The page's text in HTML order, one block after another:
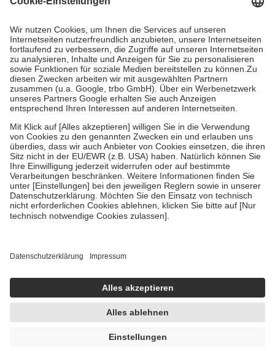
höchstens zehn Euro.
Es sind jedoch nie mehr als die tatsächlichen
Kosten der Leistung zu entrichten.
Diese Regeln gelten grundsätzlich auch für Online-Apotheken.
Bei Heilmitteln und häuslicher Krankenpflege beträgt die
Zuzahlung zehn Prozent der Kosten sowie zehn Euro je
Verordnung.
Um das Engagement der Versicherten für ihre eigene Gesundheit zu
stärken und die besondere Stellung der Familie zu unterstützen,
fallenkeine Zuzahlungenan bei:
• Kindern und Jugendlichen bis zum vollendeten 18. Lebensjahr
mit Ausnahme der Fahrkosten
• Untersuchungen zur Vorsorge und Früherkennung, die von der
GKV getragen werden
• empfohlenen Schutzimpfungen
• Harn- und Blutteststreifen
getroffen, um sicherzustellen, dass es sich um echte Bewertungen
https://help.etrusted.com/hc/de/articles/4419944605341
Einige Bilder und Inhalte wurden unter Zuhilfenahme künstlicher